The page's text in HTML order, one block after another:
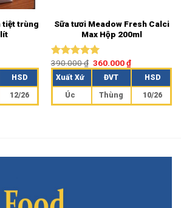
tiệt trùng
lít
HSD
12/26
Sữa tươi Meadow Fresh Calci
Max Hộp 200ml
Được xếp
hạng 5.00
5 sao
390.000₫ 360.000₫
Xuất Xứ ĐVT HSD
Úc Thùng 10/26